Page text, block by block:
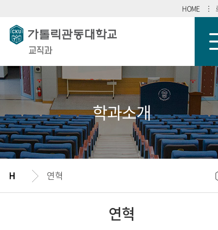
HOME
교직과
학과소개
연혁
연혁